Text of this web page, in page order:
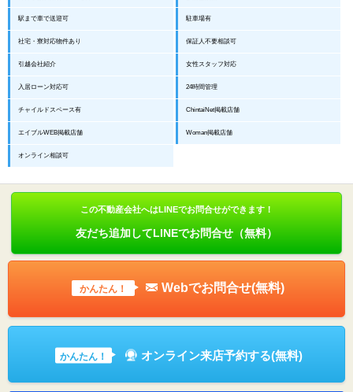
駅まで車で送迎可 駐車場有
社宅・寮対応物件あり 保証人不要相談可
引越会社紹介 女性スタッフ対応
入居ローン対応可 24時間管理
チャイルドスペース有 ChintaiNet掲載店舗
エイブルWEB掲載店舗 Woman掲載店舗
オンライン相談可
この不動産会社へはLINEでお問合せができます！
友だち追加してLINEでお問合せ（無料）
かんたん！ Webでお問合せ(無料)
かんたん！ オンライン来店予約する(無料)